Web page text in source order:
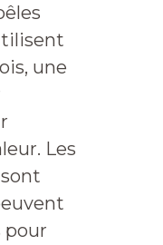
une
Les
pour